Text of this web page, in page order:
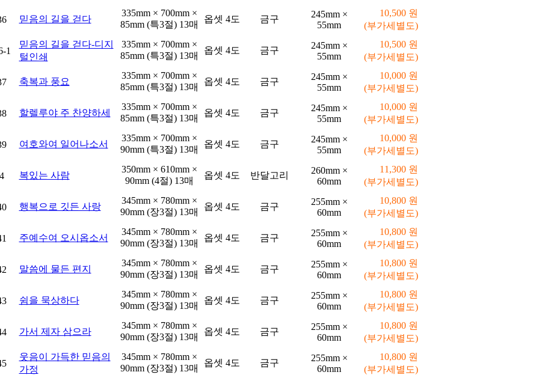
믿음의 길을 걷다
335mm × 700mm ×
85mm (특3절) 13매
옵셋 4도 금구
245mm ×
55mm
10,500 원
(부가세별도)
1
믿음의 길을 걷다-디지
털인쇄
335mm × 700mm ×
85mm (특3절) 13매
옵셋 4도 금구
245mm ×
55mm
10,500 원
(부가세별도)
축복과 풍요
335mm × 700mm ×
85mm (특3절) 13매
옵셋 4도 금구
245mm ×
55mm
10,000 원
(부가세별도)
할렐루야 주 찬양하세
335mm × 700mm ×
85mm (특3절) 13매
옵셋 4도 금구
245mm ×
55mm
10,000 원
(부가세별도)
여호와여 일어나소서
335mm × 700mm ×
90mm (특3절) 13매
옵셋 4도 금구
245mm ×
55mm
10,000 원
(부가세별도)
4 복있는 사람
350mm × 610mm ×
90mm (4절) 13매
옵셋 4도 반달고리
260mm ×
60mm
11,300 원
(부가세별도)
행복으로 깃든 사랑
345mm × 780mm ×
90mm (장3절) 13매
옵셋 4도 금구
255mm ×
60mm
10,800 원
(부가세별도)
주예수여 오시옵소서
345mm × 780mm ×
90mm (장3절) 13매
옵셋 4도 금구
255mm ×
60mm
10,800 원
(부가세별도)
말씀에 물든 편지
345mm × 780mm ×
90mm (장3절) 13매
옵셋 4도 금구
255mm ×
60mm
10,800 원
(부가세별도)
쉼을 묵상하다
345mm × 780mm ×
90mm (장3절) 13매
옵셋 4도 금구
255mm ×
60mm
10,800 원
(부가세별도)
가서 제자 삼으라
345mm × 780mm ×
90mm (장3절) 13매
옵셋 4도 금구
255mm ×
60mm
10,800 원
(부가세별도)
웃음이 가득한 믿음의
가정
345mm × 780mm ×
90mm (장3절) 13매
옵셋 4도 금구
255mm ×
60mm
10,800 원
(부가세별도)